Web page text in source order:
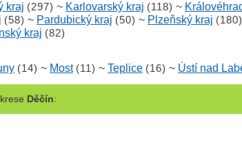
kraj (297) ~ Karlovarský kraj (118) ~
(58) ~ Pardubický kraj (50) ~ Plzeňský kraj (180)
kraj (82)
(14) ~ Most (11) ~ Teplice (16) ~ Ústí nad
Děčín: